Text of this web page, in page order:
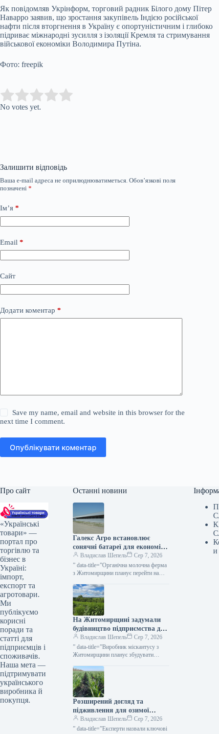
Як повідомляв Укрінформ, торговий радник Білого дому Пітер
Наварро заявив, що зростання закупівель Індією російської
нафти після вторгнення в Україну є опортуністичним і глибоко
підриває міжнародні зусилля з ізоляції Кремля та стримування
військової економіки Володимира Путіна.
Фото: freepik
Rate this item:
No votes yet.
Залишити відповідь
Ваша e-mail адреса не оприлюднюватиметься. Обов’язкові поля
позначені *
Ім’я *
Email *
Сайт
Додати коментар *
Save my name, email and website in this browser for the
next time I comment.
Опублікувати коментар
Про сайт
«Українські
товари» —
портал про
торгівлю та
бізнес в
Україні:
імпорт,
експорт та
агротовари.
Ми
публікуємо
корисні
поради та
статті для
підприємців і
споживачів.
Наша мета —
підтримувати
українського
виробника й
покупця.
Останні новини
Галекс Агро встановлює
сонячні батареї для економії
на обробці молока —
КУРКУЛЬ
Владислав Шепель
Сер 7, 2026
” data-title=”Органічна молочна ферма
з Житомирщини планує перейти на
url=”https://kurkul.com/news/41866-
organichna-molochna-ferma-z-
jitomirschini-planuye-pereyti-na-
sonyachnu-energiyu”> Ферма
органічного молока на Житомирщині
має намір перейти…
На Житомирщині задумали
будівництво підприємства для
обробки міскантусу —
КУРКУЛЬ
Владислав Шепель
Сер 7, 2026
” data-title=”Виробник міскантусу з
Житомирщини планує збудувати
url=”https://kurkul.com/news/41863-
virobnik-miskantusu-z-jitomirschini-
planuye-zbuduvati-peletniy-zavod”>
Виробник міскантусу з Житомирщини
планує збудувати пелетний завод 7
серпня…
Розширений догляд та
підживлення для озимої
пшениці: поради від Ukravit
— КУРКУЛЬ
Владислав Шепель
Сер 7, 2026
” data-title=”Експерти назвали ключові
и